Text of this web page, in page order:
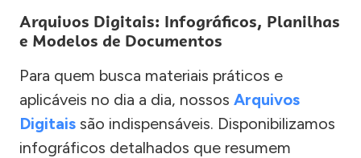
Arquivos Digitais: Infográficos, Planilhas
e Modelos de Documentos
Para quem busca materiais práticos e
aplicáveis no dia a dia, nossos Arquivos
Digitais são indispensáveis. Disponibilizamos
infográficos detalhados que resumem